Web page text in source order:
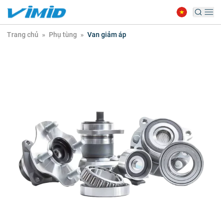
Trang chủ » Phụ tùng » Van giảm áp